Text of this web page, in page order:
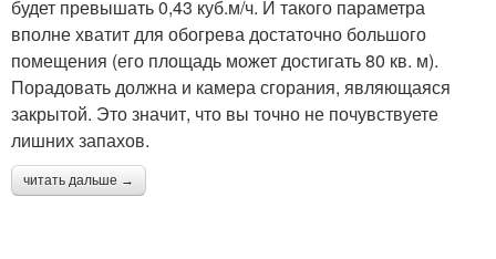
будет превышать 0,43 куб.м/ч. И такого параметра
вполне хватит для обогрева достаточно большого
помещения (его площадь может достигать 80 кв. м).
Порадовать должна и камера сгорания, являющаяся
закрытой. Это значит, что вы точно не почувствуете
лишних запахов.
читать дальше →